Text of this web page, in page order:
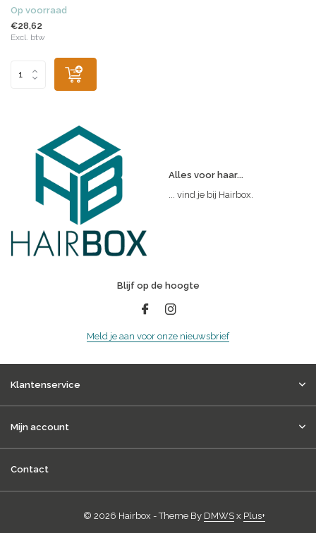
Op voorraad
€28,62
Excl. btw
Alles voor haar...
... vind je bij Hairbox.
Blijf op de hoogte
Meld je aan voor onze nieuwsbrief
Klantenservice
Mijn account
Contact
© 2026 Hairbox - Theme By DMWSx Plus+